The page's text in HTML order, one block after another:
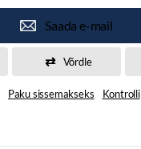
Saada e-mail
Võrdle
Paku sissemakseks Kontrolli